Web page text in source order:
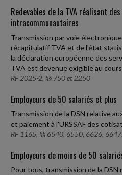
Redevables de la TVA réalisant
intracommunautaires
Transmission par voie
récapitulatif TVA et de l'état
la déclaration européenne des
TVA est devenue exigible au
RF 2025-2, §§ 750 et 2250
Employeurs de 50 salariés et plus
Transmission de la DSN relative
et paiement à l'URSSAF des
RF 1165, §§ 6540, 6550, 6626,
Employeurs de moins de 50
Pour tous, transmission de la DSN